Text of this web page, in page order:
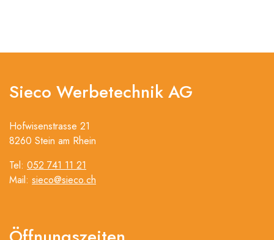
Sieco Werbetechnik AG
Hofwisenstrasse 21
8260 Stein am Rhein
Tel: 052 741 11 21
Mail: sieco@sieco.ch